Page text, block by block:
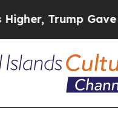
Trump Gave